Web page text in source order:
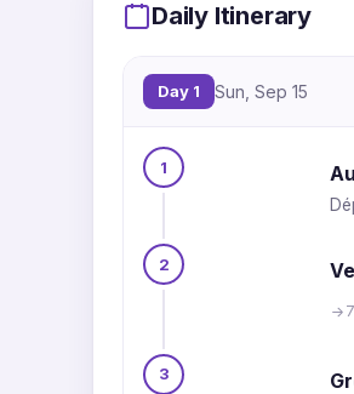
Daily Itinerary
Day 1 Sun, Sep 15
1
2
3